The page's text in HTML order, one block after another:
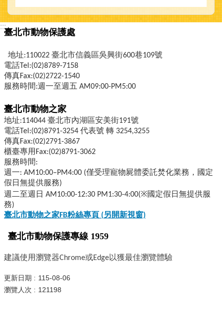
:::
臺北市動物保護處
地址:110022 臺北市信義區吳興街600巷109號
傳真Fax:(02)2722-1540
服務時間:週一至週五 AM09:00-PM5:00
臺北市動物之家
電話Tel:(02)8791-3254 代表號 轉 3254,3255
傳真Fax:(02)2791-3867
櫃臺專用Fax:(02)8791-3062
服務時間:
週一: AM10:00–PM4:00 (僅受理寵物屍體委託焚化業務，國定
假日無提供服務)
週二至週日 AM10:00-12:30 PM1:30-4:00(※國定假日無提供服
務)
臺北市動物之家FB粉絲專頁 (另開新視窗)
臺北市動物保護專線 1959
建議使用瀏覽器Chrome或Edge以獲最佳瀏覽體驗
更新日期
115-08-06